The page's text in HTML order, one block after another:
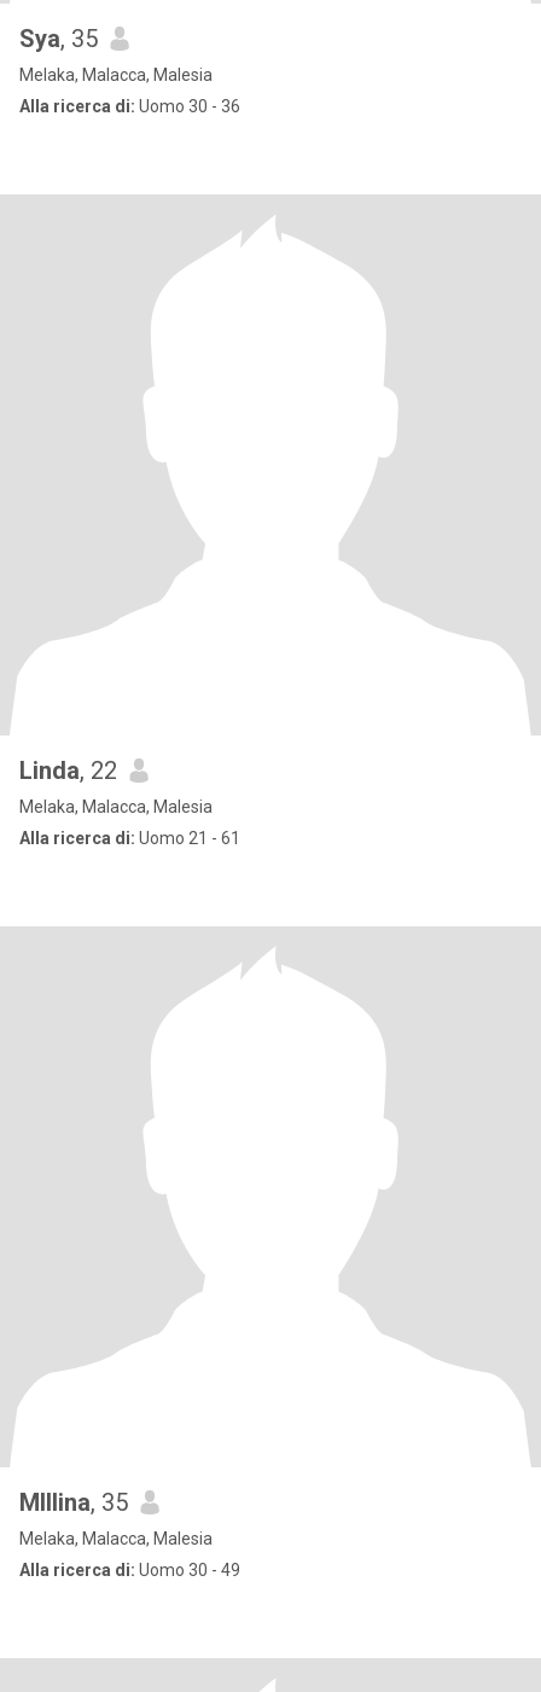
Sya, 35
Melaka, Malacca, Malesia
Alla ricerca di: Uomo 30 - 36
Linda, 22
Melaka, Malacca, Malesia
Alla ricerca di: Uomo 21 - 61
MIllina, 35
Melaka, Malacca, Malesia
Alla ricerca di: Uomo 30 - 49